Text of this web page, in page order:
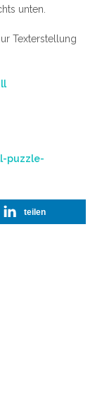
unten.
Texterstellung
puzzle-
teilen